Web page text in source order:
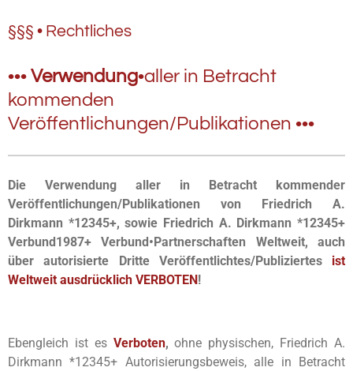
§§§ • Rechtliches
••• Verwendung•aller in Betracht
kommenden
Veröffentlichungen/Publikationen •••
Die Verwendung aller in Betracht kommender
Veröffentlichungen/Publikationen von Friedrich A.
Dirkmann *12345+, sowie Friedrich A. Dirkmann *12345+
Verbund1987+ Verbund•Partnerschaften Weltweit,auch
über autorisierte Dritte Veröffentlichtes/Publiziertes ist
Weltweit ausdrücklich VERBOTEN!
Ebengleich ist es Verboten, ohne physischen, Friedrich A.
Dirkmann *12345+ Autorisierungsbeweis, alle in Betracht